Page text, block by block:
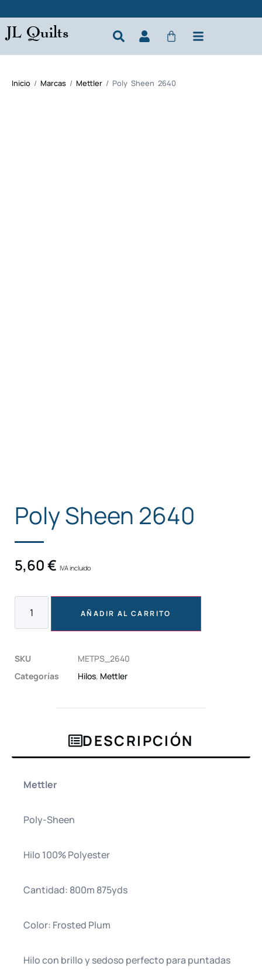
JL Quilts
Inicio / Marcas / Mettler / Poly Sheen 2640
Poly Sheen 2640
5,60€ IVA incluido
AÑADIR AL CARRITO
SKU
METPS_2640
Categorías
Hilos, Mettler
DESCRIPCIÓN
Mettler
Poly-Sheen
Hilo 100% Polyester
Cantidad: 800m 875yds
Color: Frosted Plum
Hilo con brillo y sedoso perfecto para puntadas